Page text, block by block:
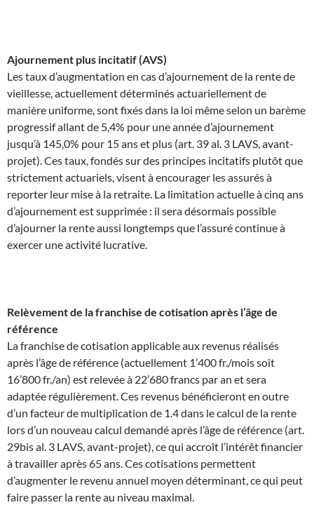
Ajournement plus incitatif (AVS)
Les taux d’augmentation en cas d’ajournement de la rente de
vieillesse, actuellement déterminés actuariellement de
manière uniforme, sont fixés dans la loi même selon un barème
progressif allant de 5,4% pour une année d’ajournement
jusqu’à 145,0% pour 15 ans et plus (art. 39 al. 3 LAVS, avant-
projet). Ces taux, fondés sur des principes incitatifs plutôt que
strictement actuariels, visent à encourager les assurés à
reporter leur mise à la retraite. La limitation actuelle à cinq ans
d’ajournement est supprimée : il sera désormais possible
d’ajourner la rente aussi longtemps que l’assuré continue à
exercer une activité lucrative.
Relèvement de la franchise de cotisation après l’âge de
référence
La franchise de cotisation applicable aux revenus réalisés
après l’âge de référence (actuellement 1’400 fr./mois soit
16’800 fr./an) est relevée à 22’680 francs par an et sera
adaptée régulièrement. Ces revenus bénéficieront en outre
d’un facteur de multiplication de 1.4 dans le calcul de la rente
lors d’un nouveau calcul demandé après l’âge de référence (art.
29bis al. 3 LAVS, avant-projet), ce qui accroît l’intérêt financier
à travailler après 65 ans. Ces cotisations permettent
d’augmenter le revenu annuel moyen déterminant, ce qui peut
faire passer la rente au niveau maximal.